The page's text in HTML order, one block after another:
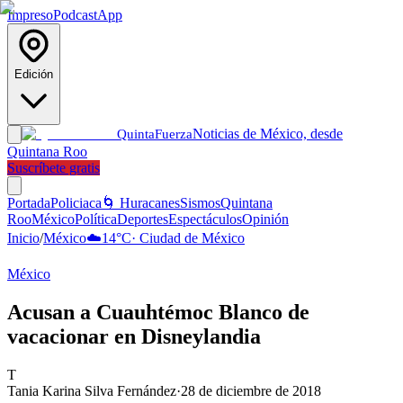
ImpresoPodcastApp
Edición
QuintaFuerzaNoticias de México, desde
Quintana Roo
Suscríbete gratis
PortadaPoliciaca 🌀 HuracanesSismosQuintana
RooMéxicoPolíticaDeportesEspectáculosOpinión
Inicio/México☁️14°C· Ciudad de México
México
Acusan a Cuauhtémoc Blanco de
vacacionar en Disneylandia
T
Tania Karina Silva Fernández·28 de diciembre de 2018